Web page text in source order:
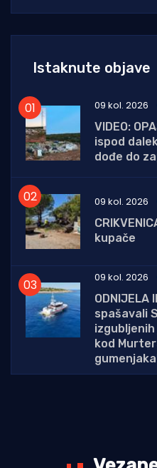
Istaknute objave
09 kol. 2026
VIDEO:
ispod
dođe do
09 kol. 2026
kupače
09 kol. 2026
ODNIJELA
spašavali
kod